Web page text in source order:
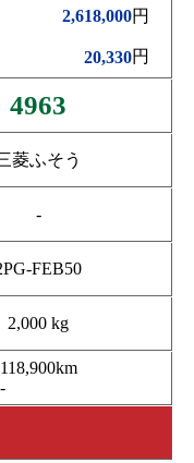
2,618,000円
20,330円
4963
菱ふそう
-
FEB50
2,000 kg
118,900km
-